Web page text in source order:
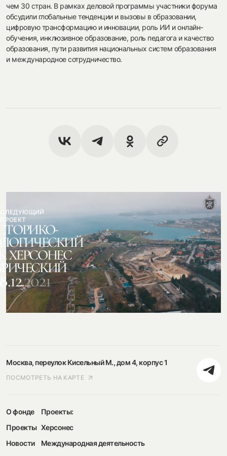
чем 30 стран. В рамках деловой программы участники форума
обсудили глобальные тенденции и вызовы в образовании,
цифровую трансформацию и инновации, роль ИИ и онлайн-
обучения, инклюзивное образование, роль педагога и качество
образования, пути развития национальных систем образования
и международное сотрудничество.
СЛЕДУЮЩИЙ
ПРОЕКТ
ХЕРСОНЕС
2021
Москва, переулок Кисельный М., дом 4, корпус 1
ПОСМОТРЕТЬ НА КАРТЕ
О фонде
Проекты
Новости
Проекты:
Херсонес
Международная деятельность